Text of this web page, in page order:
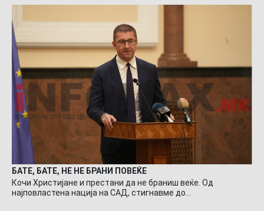
БАТЕ, БАТЕ, НЕ НЕ БРАНИ ПОВЕЌЕ
Кочи Христијане и престани да не браниш веќе. Од
најповластена нација на САД, стигнавме до…